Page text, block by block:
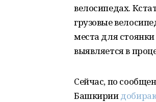
велосипедах.
грузовые
места для
выявляется в
Сейчас, по
Башкирии